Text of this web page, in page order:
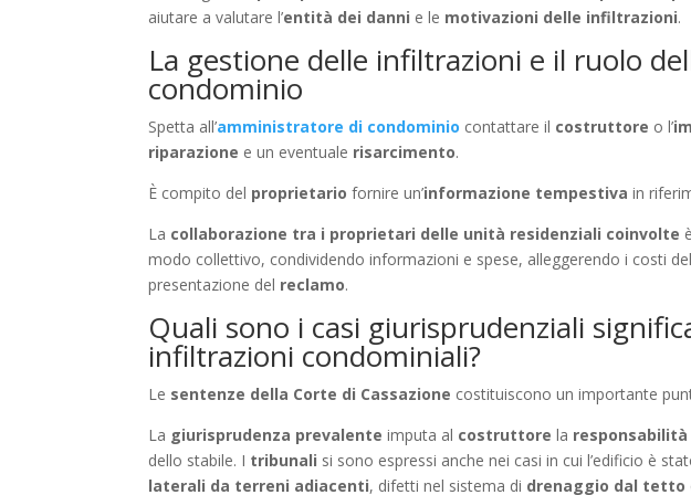
aiutare a valutare l’entità dei danni e le motivazioni delle infiltrazioni.
La gestione delle infiltrazioni e il ruolo
condominio
Spetta all’amministratore di condominio contattare il costruttore o l’
riparazione e un eventuale risarcimento.
È compito del proprietario fornire un’informazione tempestiva in
La collaborazione tra i proprietari delle unità residenziali coinvolte
modo collettivo, condividendo informazioni e spese, alleggerendo i costi
presentazione del reclamo.
Quali sono i casi giurisprudenziali
infiltrazioni condominiali?
Le sentenze della Corte di Cassazione costituiscono un importante
La giurisprudenza prevalente imputa al costruttore la responsabilità
dello stabile. I tribunali si sono espressi anche nei casi in cui l’edificio è
laterali da terreni adiacenti, difetti nel sistema di drenaggio dal tetto